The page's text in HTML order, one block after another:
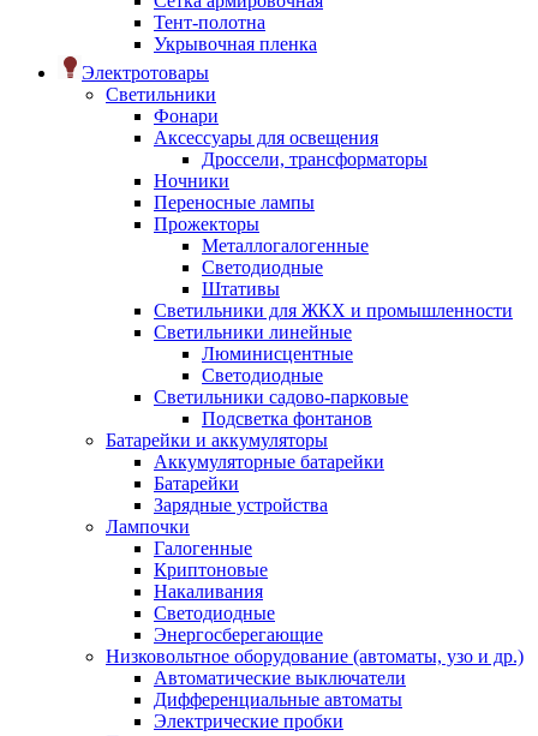
Тент-полотна
Укрывочная пленка
Электротовары
Светильники
Фонари
Аксессуары для освещения
Дроссели, трансформаторы
Ночники
Переносные лампы
Прожекторы
Металлогалогенные
Светодиодные
Штативы
Светильники для ЖКХ и промышленности
Светильники линейные
Люминисцентные
Светодиодные
Светильники садово-парковые
Подсветка фонтанов
Батарейки и аккумуляторы
Аккумуляторные батарейки
Батарейки
Зарядные устройства
Лампочки
Галогенные
Криптоновые
Накаливания
Светодиодные
Энергосберегающие
Низковольтное оборудование (автоматы, узо и др.)
Автоматические выключатели
Дифференциальные автоматы
Электрические пробки